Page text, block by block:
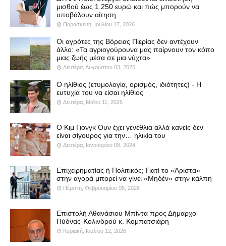
μισθού έως 1.250 ευρώ και πώς μπορούν να
υποβάλουν αίτηση
Παρασκευή, Ιουλίου 17, 2026
Οι αγρότες της Βόρειας Πιερίας δεν αντέχουν
άλλο: «Τα αγριογούρουνα μας παίρνουν τον κόπο
μιας ζωής μέσα σε μια νύχτα»
Δευτέρα, Αυγούστου 03, 2026
Ο ηλίθιος (ετυμολογία, ορισμός, ιδιότητες) - Η
ευτυχία του να είσαι ηλίθιος
Δευτέρα, Μαΐου 11, 2026
Ο Κιμ Γιονγκ Ουν έχει γενέθλια αλλά κανείς δεν
είναι σίγουρος για την… ηλικία του
Δευτέρα, Ιανουαρίου 08, 2024
Επιχειρηματίας ή Πολιτικός; Γιατί το «Άριστα»
στην αγορά μπορεί να γίνει «Μηδέν» στην κάλπη
Πέμπτη, Φεβρουαρίου 05, 2026
Επιστολή Αθανάσιου Μπίντα προς Δήμαρχο
Πύδνας-Κολινδρού κ. Κομπατσιάρη
Κυριακή, Ιουλίου 12, 2026